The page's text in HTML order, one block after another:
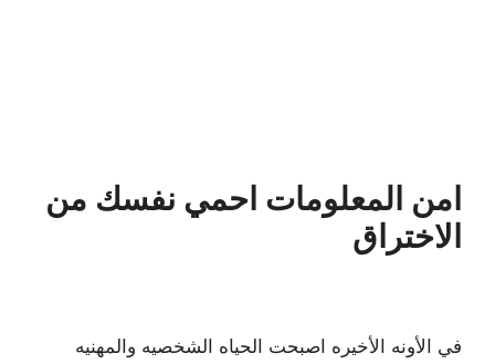
امن المعلومات احمي نفسك من
الاختراق
في الأونه الأخيره اصبحت الحياه الشخصيه والمهنيه